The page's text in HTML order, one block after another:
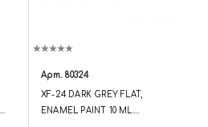
Арт. 80324
XF-24 DARK GREY FLAT,
ENAMEL PAINT 10 ML.